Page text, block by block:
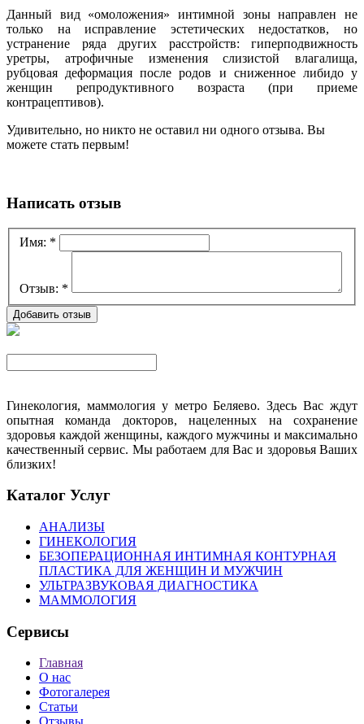
Данный вид «омоложения» интимной зоны направлен не
только на исправление эстетических недостатков, но
устранение ряда других расстройств: гиперподвижность
уретры, атрофичные изменения слизистой влагалища,
рубцовая деформация после родов и сниженное либидо у
женщин репродуктивного возраста (при приеме
контрацептивов).
Удивительно, но никто не оставил ни одного отзыва. Вы
можете стать первым!
Написать отзыв
Имя: *
Отзыв: *
Гинекология, маммология у метро Беляево. Здесь Вас ждут
опытная команда докторов, нацеленных на сохранение
здоровья каждой женщины, каждого мужчины и максимально
качественный сервис. Мы работаем для Вас и здоровья Ваших
близких!
Каталог Услуг
АНАЛИЗЫ
ГИНЕКОЛОГИЯ
БЕЗОПЕРАЦИОННАЯ ИНТИМНАЯ КОНТУРНАЯ
ПЛАСТИКА ДЛЯ ЖЕНЩИН И МУЖЧИН
УЛЬТРАЗВУКОВАЯ ДИАГНОСТИКА
МАММОЛОГИЯ
Сервисы
Главная
О нас
Фотогалерея
Статьи